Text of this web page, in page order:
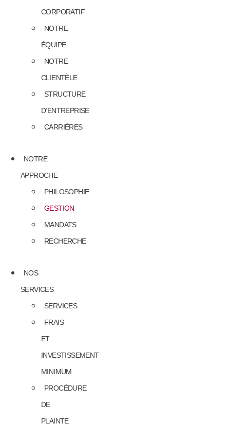
CORPORATIF
NOTRE
ÉQUIPE
NOTRE
CLIENTÈLE
STRUCTURE
D’ENTREPRISE
CARRIÈRES
NOTRE
APPROCHE
PHILOSOPHIE
GESTION
MANDATS
RECHERCHE
NOS
SERVICES
SERVICES
FRAIS
ET
INVESTISSEMENT
MINIMUM
PROCÉDURE
DE
PLAINTE